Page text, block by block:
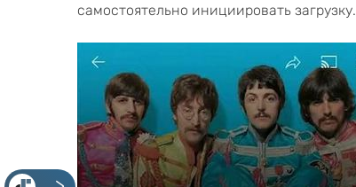
самостоятельно инициировать загрузку.